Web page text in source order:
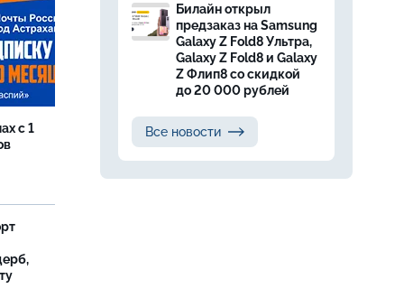
с 1
Билайн открыл
предзаказ на Samsung
Galaxy Z Fold8 Ультра,
Galaxy Z Fold8 и Galaxy
Z Флип8 со скидкой
до 20 000 рублей
Все новости